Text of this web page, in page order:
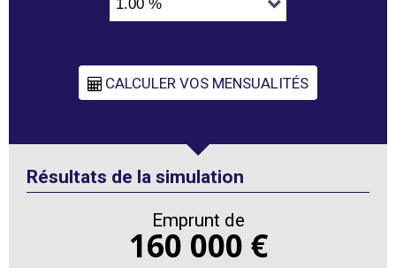
Résultats de la simulation
Emprunt de
160 000 €